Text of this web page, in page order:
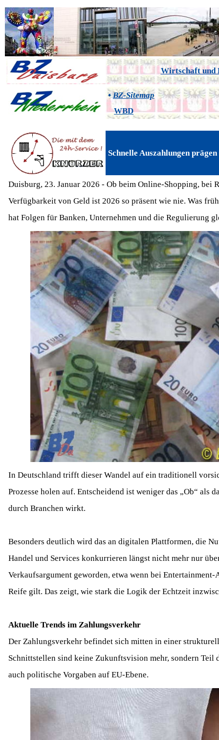
Wirtschaft und
•BZ-Sitemap
WBD
Schnelle Auszahlungen
Duisburg, 23. Januar 2026 - Ob beim Online‑Shopping,
Verfügbarkeit von Geld ist 2026 so präsent wie nie. Was
hat Folgen für Banken, Unternehmen und die Regulierung
In Deutschland trifft dieser Wandel auf ein traditionell
Prozesse holen auf. Entscheidend ist weniger das „Ob“ als
durch Branchen wirkt.
Besonders deutlich wird das an digitalen Plattformen, die
Handel und Services konkurrieren längst nicht mehr nur
Verkaufsargument geworden, etwa wenn bei
Reife gilt. Das zeigt, wie stark die Logik der Echtzeit
Aktuelle Trends im Zahlungsverkehr
Der Zahlungsverkehr befindet sich mitten in einer
Schnittstellen sind keine Zukunftsvision mehr, sondern
auch politische Vorgaben auf EU‑Ebene.